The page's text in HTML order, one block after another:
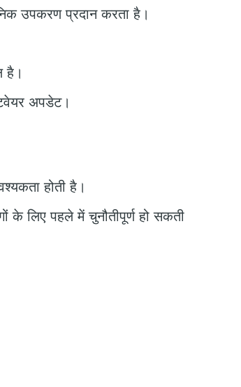
उपकरण प्रदान करता है।
है।
अपडेट।
होती है।
के लिए पहले में चुनौतीपूर्ण हो सकती